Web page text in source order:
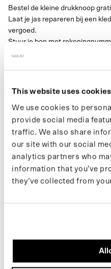
This website uses cookies
We use cookies to
provide social media
traffic. We also share
our site with our social
analytics partners who
information that you’ve
they’ve collected from
COLOR
Bestel de kleine drukknoop
Laat je jas repareren bij een
vergoed.
Stuur je bon met
Grootte knoop: 18mm
Deze knoop wordt voor bijna
nodig.
VERZENDING